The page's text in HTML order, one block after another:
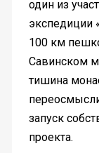
один из
экспедиции
100 км
Савинском
тишина
запуск
проекта.